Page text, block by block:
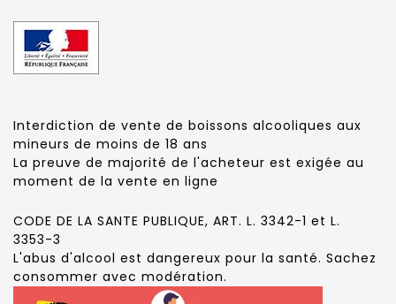
Interdiction de vente de boissons alcooliques aux
mineurs de moins de 18 ans
La preuve de majorité de l'acheteur est exigée au
moment de la vente en ligne
CODE DE LA SANTE PUBLIQUE, ART. L. 3342-1 et L.
3353-3
L'abus d'alcool est dangereux pour la santé. Sachez
consommer avec modération.